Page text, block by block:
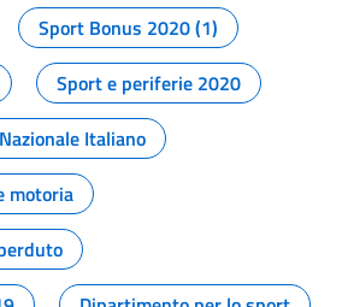
Sport Bonus 2020 (1)
Sport e periferie 2020
Italiano
motoria